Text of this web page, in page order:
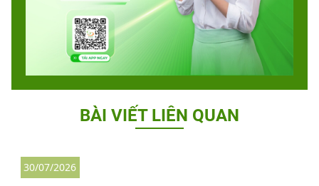
BÀI VIẾT LIÊN QUAN
30/07/2026